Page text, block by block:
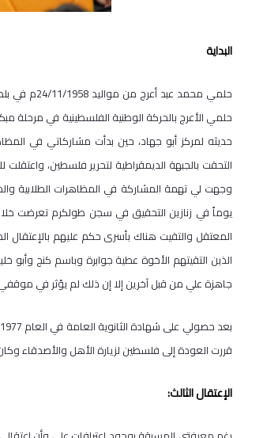
البداية
حلمي محمد
حلمي الأعرج بالحركة الوطنية الفلسطينية في مرحلة
وجهت لي تهمة المشاركة في المظاهرات الطلابية
يوماً في زنازين التحقيق في سجن طولكرم تعرضت
الذين التقيتهم الأخوة عطية جوابرة وباسم كنج
جاهزة علي من قبل آخرين إلا إن ذلك لم يؤثر في
قررت العودة إلى فلسطين لزيارة الأهل والأصدقاء وكان ذلك
الإعتقال الثالث: